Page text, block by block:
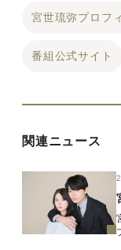
宮世琉弥プロフ
番組公式サイト
関連ニュース